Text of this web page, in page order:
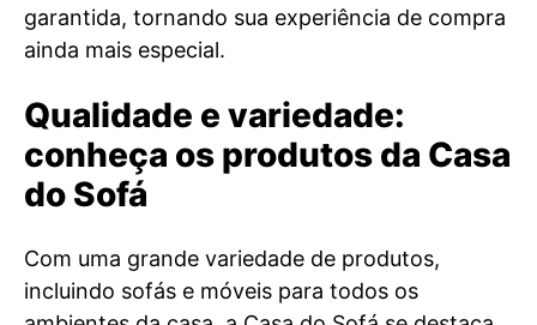
garantida, tornando sua experiência de compra
ainda mais especial.
Qualidade e variedade:
conheça os produtos da Casa
do Sofá
Com uma grande variedade de produtos,
incluindo sofás e móveis para todos os